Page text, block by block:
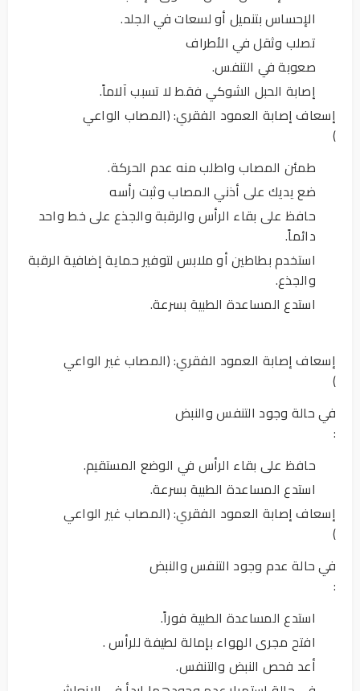
الإحساس بتنميل أو لسعات في الجلد.
تصلب وثقل في الأطراف
صعوبة في التنفس.
إصابة الحبل الشوكي فقط لا تسبب آلاماً.
إسعاف إصابة العمود الفقري: (المصاب الواعي
)
طمئن المصاب واطلب منه عدم الحركة.
ضع يديك على أذني المصاب وثبت رأسه
حافظ على بقاء الرأس والرقبة والجذع على خط واحد
دائماً.
استخدم بطاطين أو ملابس لتوفير حماية إضافية الرقبة
والجذع.
استدع المساعدة الطبية بسرعة.
إسعاف إصابة العمود الفقري: (المصاب غير الواعي
)
في حالة وجود التنفس والنبض
:
حافظ على بقاء الرأس في الوضع المستقيم.
استدع المساعدة الطبية بسرعة.
إسعاف إصابة العمود الفقري: (المصاب غير الواعي
)
في حالة عدم وجود التنفس والنبض
:
استدع المساعدة الطبية فوراً.
افتح مجرى الهواء بإمالة لطيفة للرأس .
أعد فحص النبض والتنفس.